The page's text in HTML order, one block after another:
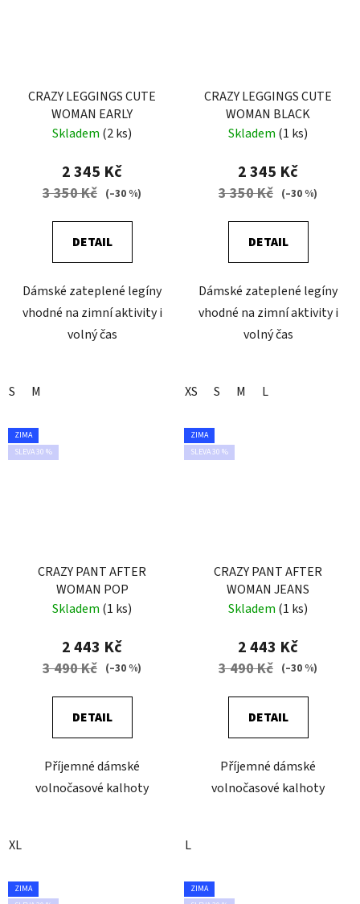
CRAZY LEGGINGS CUTE
WOMAN EARLY
Skladem (2 ks)
2 345 Kč
3 350 Kč (–30 %)
DETAIL
Dámské zateplené legíny
vhodné na zimní aktivity i
volný čas
S M
CRAZY LEGGINGS CUTE
WOMAN BLACK
Skladem (1 ks)
2 345 Kč
3 350 Kč (–30 %)
DETAIL
Dámské zateplené legíny
vhodné na zimní aktivity i
volný čas
XS S M L
ZIMA
SLEVA 30 %
CRAZY PANT AFTER
WOMAN POP
Skladem (1 ks)
2 443 Kč
3 490 Kč (–30 %)
DETAIL
Příjemné dámské
volnočasové kalhoty
XL
ZIMA
SLEVA 30 %
CRAZY PANT AFTER
WOMAN JEANS
Skladem (1 ks)
2 443 Kč
3 490 Kč (–30 %)
DETAIL
Příjemné dámské
volnočasové kalhoty
L
ZIMA
ZIMA